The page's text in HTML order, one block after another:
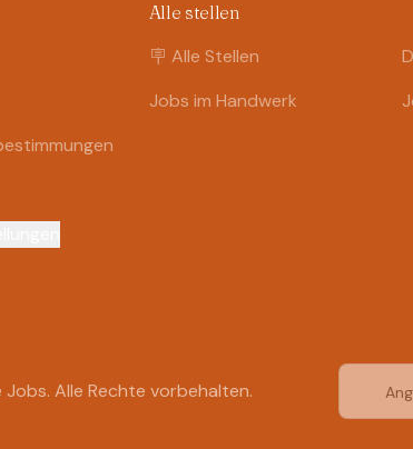
Alle stellen
🪧 Alle Stellen
Jobs im Handwerk
Alle Rechte vorbehalten.